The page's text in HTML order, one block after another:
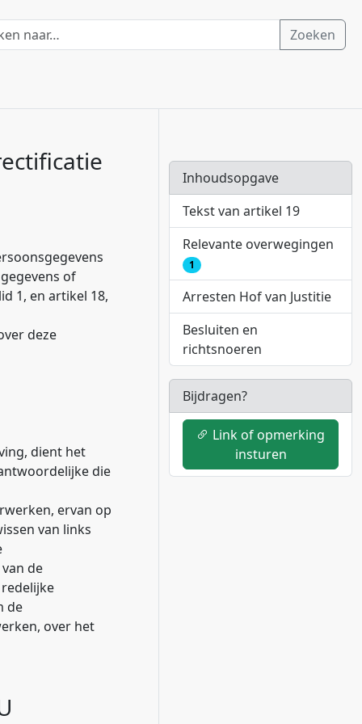
Zoeken
of
1, en artikel 18,
deze
dient het
die
ervan op
van links
de
de
over het
Inhoudsopgave
Tekst van artikel 19
Relevante overwegingen
1
Arresten Hof van Justitie
Besluiten en
richtsnoeren
Bijdragen?
Link of opmerking
insturen